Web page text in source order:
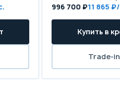
996 700 ₽11 865